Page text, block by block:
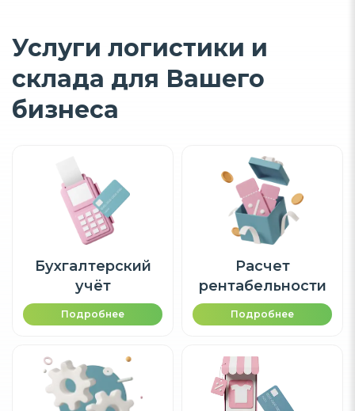
Услуги логистики и
склада для Вашего
бизнеса
Бухгалтерский
учёт
Подробнее
Расчет
рентабельности
Подробнее